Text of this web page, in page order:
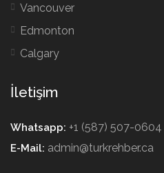
Vancouver
Edmonton
Calgary
İletişim
Whatsapp: +1 (587) 507-
E-Mail: admin@turkrehber.ca